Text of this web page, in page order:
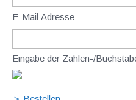
E-Mail Adresse
Eingabe der Zahlen-/